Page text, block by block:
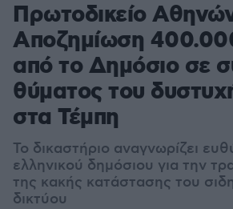
Πρωτοδικείο
Αποζημίωση
από το Δημόσιο σε
θύματος του
στα Τέμπη
Το δικαστήριο αναγνωρίζει
ελληνικού δημόσιου για την
της κακής κατάστασης του
δικτύου